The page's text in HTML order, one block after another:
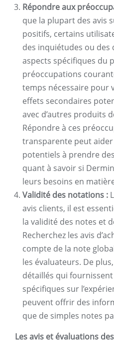
Répondre aux
que la plupart des avis
positifs, certains
des inquiétudes ou des
aspects spécifiques du
préoccupations
temps nécessaire pour
effets secondaires
avec d’autres produits
Répondre à ces
transparente peut
potentiels à prendre
quant à savoir si
leurs besoins en
Validité des notations :
avis clients, il est
la validité des notes et
Recherchez les avis
compte de la note
les évaluateurs. De
détaillés qui
spécifiques sur
peuvent offrir des
que de simples notes
Les avis et évaluations